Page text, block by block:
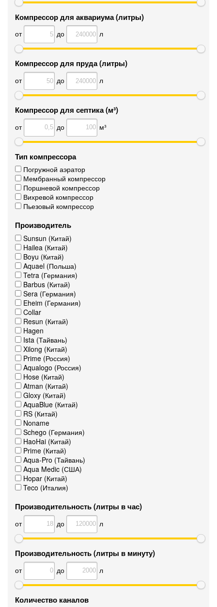
Компрессор для аквариума (литры)
от до л
Компрессор для пруда (литры)
от до л
Компрессор для септика (м³)
от до м³
Тип компрессора
Погружной аэратор
Мембранный компрессор
Поршневой компрессор
Вихревой компрессор
Пьезовый компрессор
Производитель
Sunsun (Китай)
Hailea (Китай)
Boyu (Китай)
Aquael (Польша)
Tetra (Германия)
Barbus (Китай)
Sera (Германия)
Eheim (Германия)
Collar
Resun (Китай)
Hagen
Ista (Тайвань)
Xilong (Китай)
Prime (Россия)
Aqualogo (Россия)
Hose (Китай)
Atman (Китай)
Gloxy (Китай)
AquaBlue (Китай)
RS (Китай)
Noname
Schego (Германия)
HaoHai (Китай)
Prime (Китай)
Aqua-Pro (Тайвань)
Aqua Medic (США)
Hopar (Китай)
Teco (Италия)
Производительность (литры в час)
от до л
Производительность (литры в минуту)
от до л
Количество каналов